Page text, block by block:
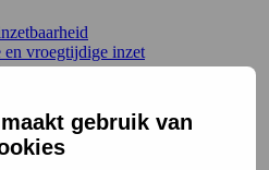
gebruik van
en vroegtijdige inzet